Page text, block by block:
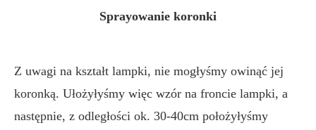
Sprayowanie koronki
Z uwagi na kształt lampki, nie mogłyśmy owinąć jej
koronką. Ułożyłyśmy więc wzór na froncie lampki, a
następnie, z odległości ok. 30-40cm położyłyśmy